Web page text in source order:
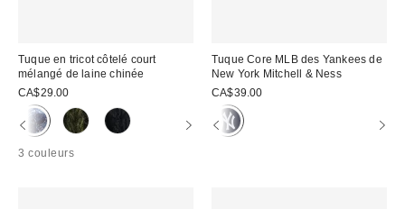
Tuque en tricot côtelé court
mélangé de laine chinée
CA$29.00
3 couleurs
Tuque Core MLB des Yankees de
New York Mitchell & Ness
CA$39.00